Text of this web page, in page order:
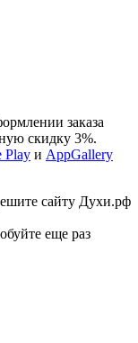
заказа
скидку 3%.
Play и AppGallery
сайту Духи.рф
еще раз